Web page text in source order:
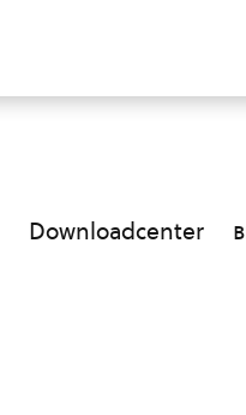
Downloadcenter